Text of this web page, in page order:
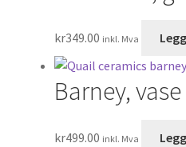
kr349.00 inkl. Mva
Barney,
kr499.00 inkl. Mva